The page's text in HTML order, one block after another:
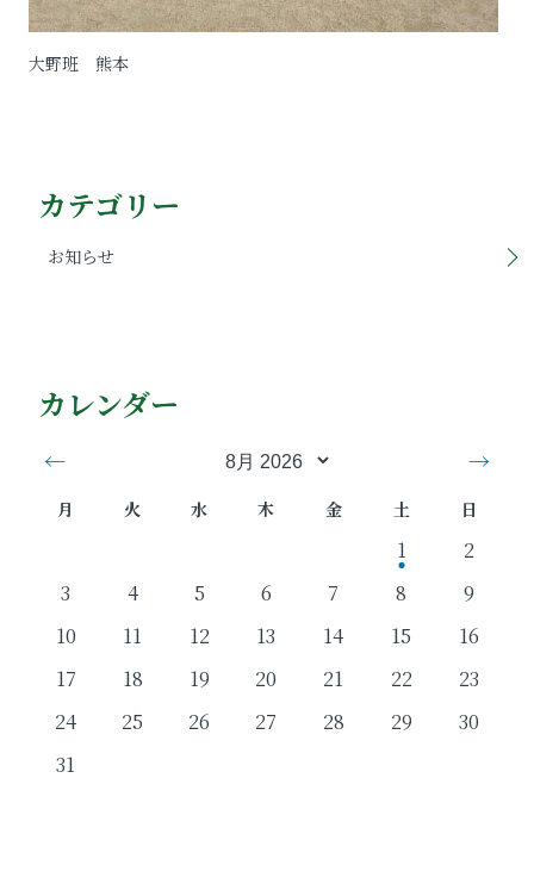
大野班 熊本
カテゴリー
お知らせ
カレンダー
← →
月 火 水 木 金 土 日
1
2
3
4 5 6 7 8
9
10
11 12 13 14 15
16
17
18 19 20 21 22
23
24
25 26 27 28 29
30
31